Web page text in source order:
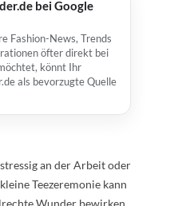
bei Google
Fashion-News, Trends
öfter direkt bei
könnt Ihr
als bevorzugte Quelle
an der Arbeit oder
Teezeremonie kann
Wunder bewirken.